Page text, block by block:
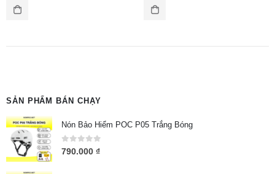
SẢN PHẨM BÁN CHẠY
Nón Bảo Hiểm POC P05 Trắng Bóng
0out of 5
790.000 ₫